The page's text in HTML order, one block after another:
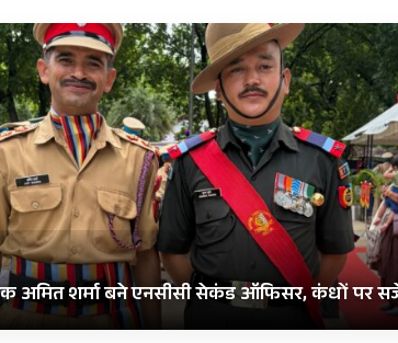
शर्मा बने एनसीसी सेकंड ऑफिसर, कंधों पर सजे